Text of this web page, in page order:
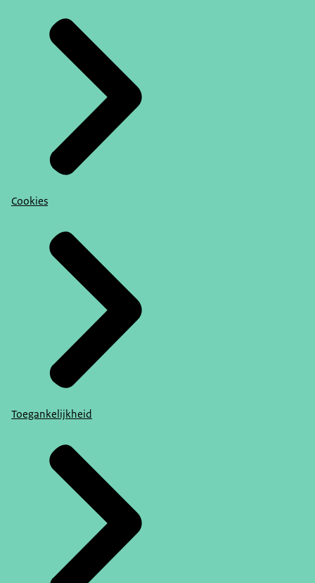
Cookies
Toegankelijkheid